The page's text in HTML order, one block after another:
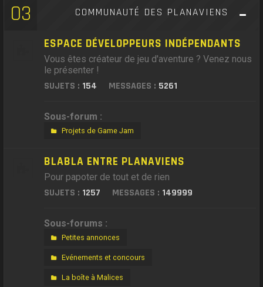
03 COMMUNAUTÉ DES PLANAVIENS
ESPACE DÉVELOPPEURS INDÉPENDANTS
Vous êtes créateur de jeu d'aventure ? Venez nous
le présenter !
SUJETS : 154 MESSAGES : 5261
Sous-forum :
Projets de Game Jam
BLABLA ENTRE PLANAVIENS
Pour papoter de tout et de rien
SUJETS : 1257 MESSAGES : 149999
Sous-forums :
Petites annonces
Evénements et concours
La boîte à Malices